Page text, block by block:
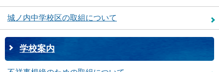
城ノ内中学校区の取組について
学校案内